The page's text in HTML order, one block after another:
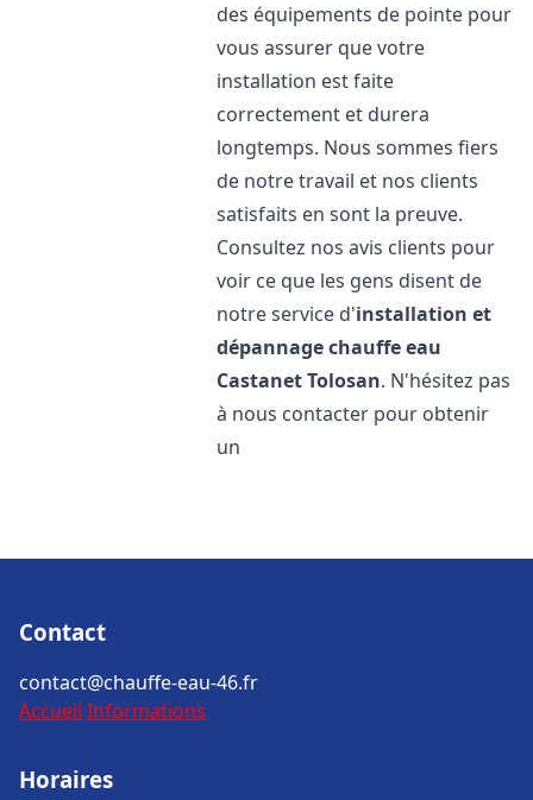
des équipements de pointe pour
vous assurer que votre
installation est faite
correctement et durera
longtemps. Nous sommes fiers
de notre travail et nos clients
satisfaits en sont la preuve.
Consultez nos avis clients pour
voir ce que les gens disent de
notre service d'installation et
dépannage chauffe eau
Castanet Tolosan. N'hésitez pas
à nous contacter pour obtenir
un
Contact
contact@chauffe-eau-46.fr
Accueil Informations
Horaires